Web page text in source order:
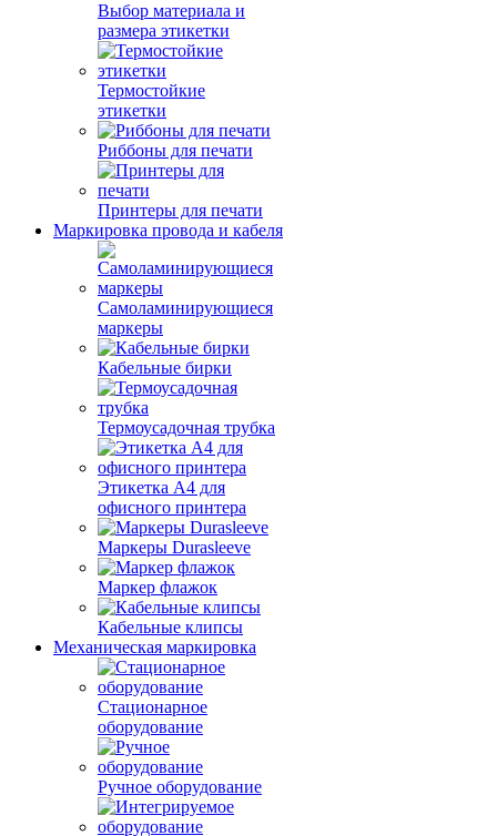
Выбор материала и
размера этикетки
Термостойкие
этикетки
Риббоны для печати
Принтеры для печати
Маркировка провода и кабеля
Самоламинирующиеся
маркеры
Кабельные бирки
Термоусадочная трубка
Этикетка А4 для
офисного принтера
Маркеры Durasleeve
Маркер флажок
Кабельные клипсы
Механическая маркировка
Стационарное
оборудование
Ручное оборудование